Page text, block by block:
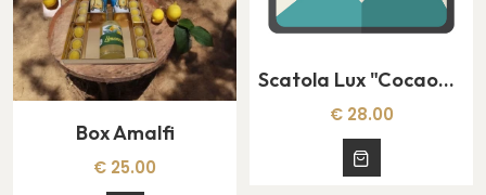
Box Amalfi
€ 25.00
Scatola Lux "Cocao&Rhum con bicchierini"
€ 28.00